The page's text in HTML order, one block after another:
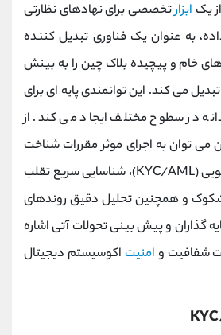
یک ابزارتخصصی برای نهادهای نظارتی
به عنوان یک فناوری تبدیل‌ کننده
خام و پیچیده بلاک چین را به بینش
می کند. این توانمندی پایه ‌ای برای
در سطوح مختلف ایجاد می کند. از
می ‌توان به اجرای موثر مقررات شناخت
مشتری و مبارزه با پولشویی (KYC/AML)، شناسایی سریع تقلب
و همچنین تحلیل دقیق روندهای
‌گذاران و پیش ‌بینی تحولات آتی اشاره
شفافیت و امنیت اکوسیستم دیجیتال